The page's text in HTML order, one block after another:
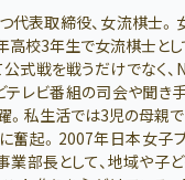
代表取締役、女流棋士。
高校3年生で女流棋士とし
公式戦を戦うだけでなく、
テレビ番組の司会や聞き
。私生活では3児の母親
奮起。2007年日本女子
業部長として、地域や子ど